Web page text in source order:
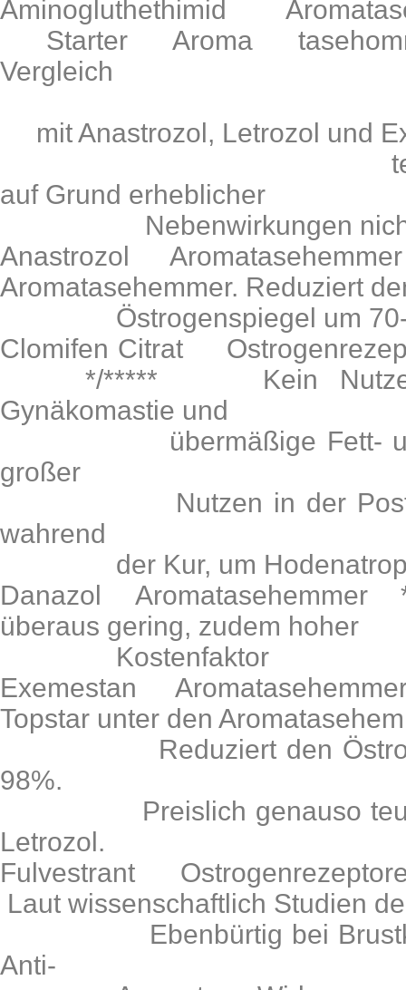
Aminogluthethimid
Starter Aroma
Vergleich
mit Anastrozol, Letrozol und
teuer.
auf Grund erheblicher
Nebenwirkungen nicht
Anastrozol
Aromatasehemmer. Reduziert
Östrogenspiegel um 70-
Clomifen Citrat
*/***** Kein Nutzen
Gynäkomastie und
übermäßige Fett- u.
großer
Nutzen in der Post-
wahrend
der Kur, um
Danazol
überaus gering, zudem hoher
Kostenfaktor
Exemestan
Topstar unter den
Reduziert den
98%.
Preislich genauso teuer
Letrozol.
Fulvestrant
Laut wissenschaftlich Studien
Ebenbürtig bei
Anti-